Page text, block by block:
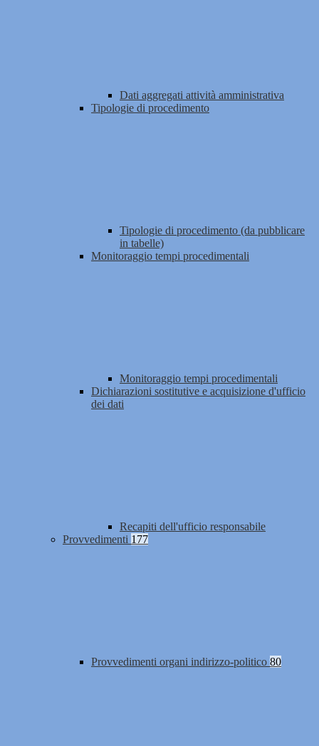
Dati aggregati attività amministrativa
Tipologie di procedimento
Tipologie di procedimento (da pubblicare
in tabelle)
Monitoraggio tempi procedimentali
Monitoraggio tempi procedimentali
Dichiarazioni sostitutive e acquisizione d'ufficio
dei dati
Recapiti dell'ufficio responsabile
Provvedimenti 177
Provvedimenti organi indirizzo-politico 80